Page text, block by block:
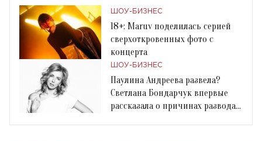
ШОУ-БИЗНЕС
18+: Maruv поделилась серией
сверхоткровенных фото с
концерта
ШОУ-БИЗНЕС
Паулина Андреева развела?
Светлана Бондарчук впервые
рассказала о причинах развода с